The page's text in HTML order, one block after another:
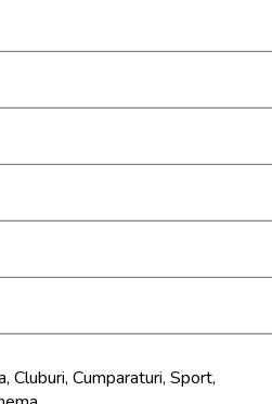
Cluburi, Cumparaturi, Sport,